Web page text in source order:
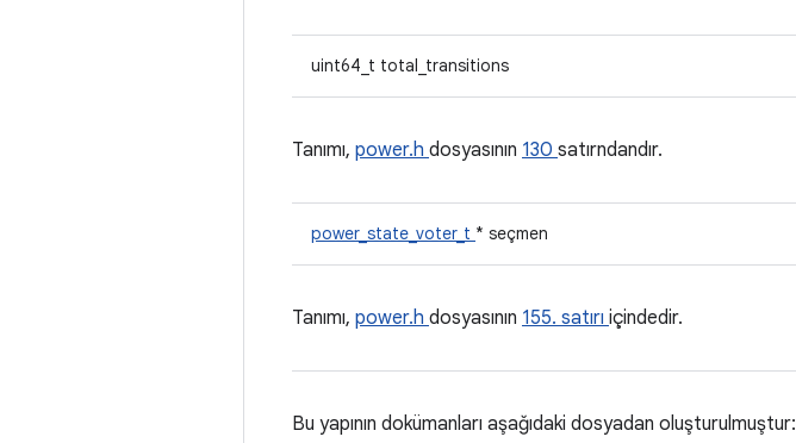
uint64_t total_transitions
Tanımı, power.h dosyasının 130 satırndandır.
power_state_voter_t * seçmen
Tanımı, power.h dosyasının 155. satırı içindedir.
Bu yapının dokümanları aşağıdaki dosyadan oluşturulmuştur: